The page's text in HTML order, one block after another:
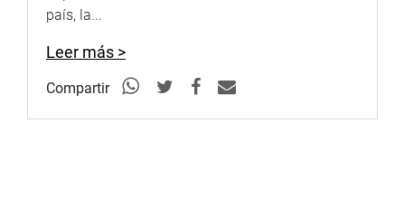
país, la...
Leer más >
Compartir